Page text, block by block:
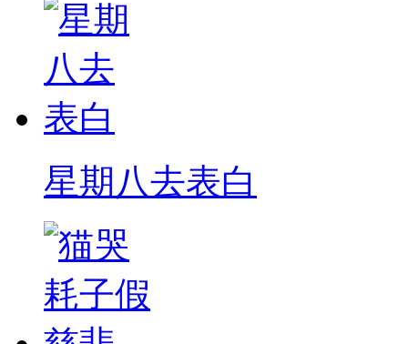
星期八去表白